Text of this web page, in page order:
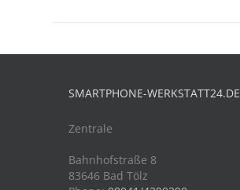
SMARTPHONE-WERKSTATT24.DE
Zentrale
Bahnhofstraße 8
83646 Bad Tölz